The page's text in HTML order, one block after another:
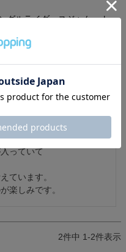
グルライダースジャケット
ャケット バイカージャケッ
着用。
た。
っていて
ています。
楽しみです。
2件中 1-2件表示